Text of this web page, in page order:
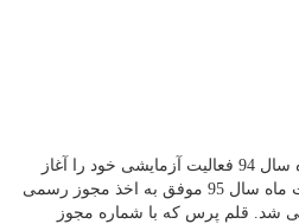
پایگاه خبری قلم پرس از دی ماه سال 94 فعالیت آزمایشی خود را آغاز
کرد و پس از آن در 13 اردیبهشت ماه سال 95 موفق به اخذ مجوز رسمی
شد. قلم پرس که با شماره مجوز